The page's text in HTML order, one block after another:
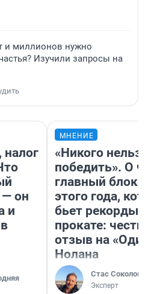
и миллионов нужно
Изучили запросы на
— он
и
МНЕНИЕ
«Никого нельзя
победить». О
главный
этого года,
бьет рекорды в
прокате:
отзыв на
Нолана
Стас Соколов
Эксперт